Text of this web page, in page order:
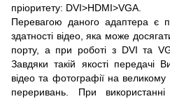
пріоритету: DVI>HDMI>VGA.
Перевагою даного адаптера є
здатності відео, яка може
порту, а при роботі з DVI та
Завдяки такій якості передачі
відео та фотографії на великому
переривань. При